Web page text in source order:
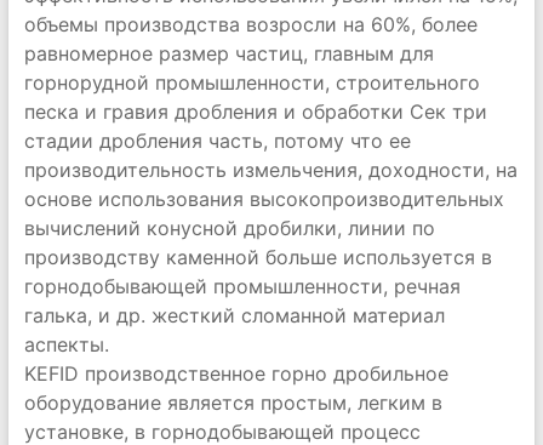
объемы производства возросли на 60%, более
равномерное размер частиц, главным для
горнорудной промышленности, строительного
песка и гравия дробления и обработки Сек три
стадии дробления часть, потому что ее
производительность измельчения, доходности, на
основе использования высокопроизводительных
вычислений конусной дробилки, линии по
производству каменной больше используется в
горнодобывающей промышленности, речная
галька, и др. жесткий сломанной материал
аспекты.
KEFID производственное горно дробильное
оборудование является простым, легким в
установке, в горнодобывающей процесс